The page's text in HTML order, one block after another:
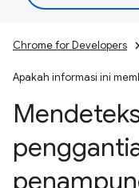
Chrome for Developers
Apakah informasi ini